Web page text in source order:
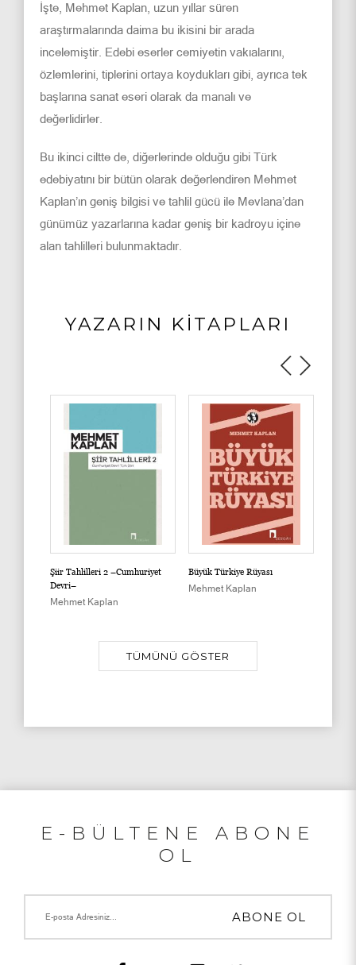
İşte, Mehmet Kaplan, uzun yıllar süren
araştırmalarında daima bu ikisini bir arada
incelemiştir. Edebi eserler cemiyetin vakıalarını,
özlemlerini, tiplerini ortaya koydukları gibi, ayrıca tek
başlarına sanat eseri olarak da manalı ve
değerlidirler.
Bu ikinci ciltte de, diğerlerinde olduğu gibi Türk
edebiyatını bir bütün olarak değerlendiren Mehmet
Kaplan’ın geniş bilgisi ve tahlil gücü ile Mevlana’dan
günümüz yazarlarına kadar geniş bir kadroyu içine
alan tahlilleri bulunmaktadır.
YAZARIN KİTAPLARI
Şiir Tahlilleri 2 –Cumhuriyet
Devri–
Mehmet Kaplan
Büyük Türkiye Rüyası
Mehmet Kaplan
TÜMÜNÜ GÖSTER
E-BÜLTENE ABONE
OL